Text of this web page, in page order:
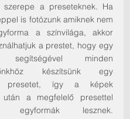
szerepe a preseteknek. Ha
is fotózunk amiknek nem
a színvilága, akkor
a prestet, hogy egy
segítségével minden
készítsünk egy
presetet, így a képek
után a megfelelő presettel
egyformák lesznek.